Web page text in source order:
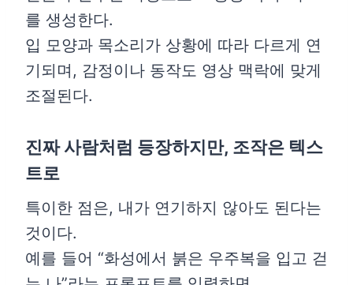
를 생성한다.
입 모양과 목소리가 상황에 따라 다르게 연
기되며, 감정이나 동작도 영상 맥락에 맞게
조절된다.
진짜 사람처럼 등장하지만, 조작은 텍스
트로
특이한 점은, 내가 연기하지 않아도 된다는
것이다.
예를 들어 “화성에서 붉은 우주복을 입고 걷